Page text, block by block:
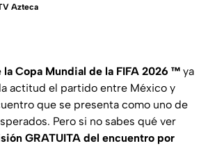
Azteca
la Copa Mundial de la FIFA 2026 ™️ ya
actitud el partido entre México y
que se presenta como uno de
Pero si no sabes qué ver
GRATUITA del encuentro por